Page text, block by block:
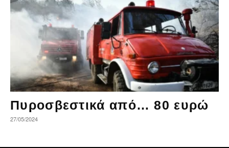
Πυροσβεστικά από… 80 ευρώ
27/05/2024